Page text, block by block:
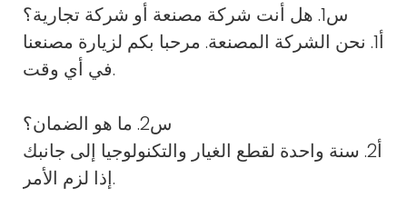
س1. هل أنت شركة مصنعة أو شركة تجارية؟
أ1. نحن الشركة المصنعة. مرحبا بكم لزيارة مصنعنا
في أي وقت.
س2. ما هو الضمان؟
أ2. سنة واحدة لقطع الغيار والتكنولوجيا إلى جانبك
إذا لزم الأمر.